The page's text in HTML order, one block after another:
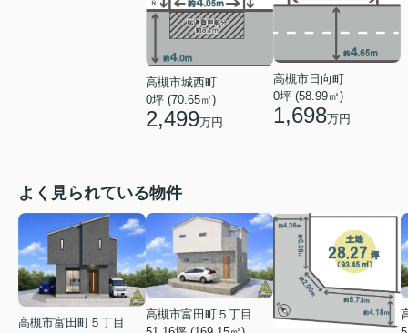
高槻市城西町
0坪 (70.65㎡)
2,499万円
高槻市日向町
0坪 (58.99㎡)
1,698万円
よく見られている物件
高槻市富田町５丁目
高槻市富田町５丁目